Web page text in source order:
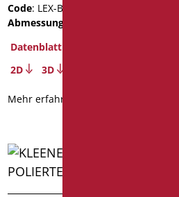
Code: LEX-B113/30
Abmessungen
Datenblatt
2D
3D
Mehr erfahren